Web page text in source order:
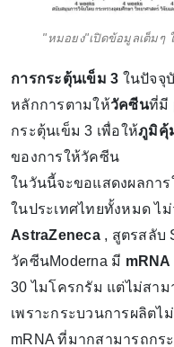
"หมอยง"เปิดข้อมูลเต็มๆ
การกระตุ้นเข็ม 3 ในปัจจุ
หลักการตามให้วัคซีนที่มี
กระตุ้นเข็ม 3 เพื่อให้ภูมิคุ้
ของการให้วัคซีน
ในวันนี้จะขอแสดงผลกา
ในประเทศไทยทั้งหมด ไม่
AstraZeneca, สูตรสลับ
วัคซีนModerna มี mRNA
30 ไมโครกรัม แต่ไม่สาม
เพราะกระบวนการผลิต
mRNA ที่มากสามารถก